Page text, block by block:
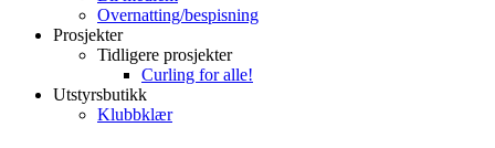
Overnatting/bespisning
Prosjekter
Tidligere prosjekter
Curling for alle!
Utstyrsbutikk
Klubbklær